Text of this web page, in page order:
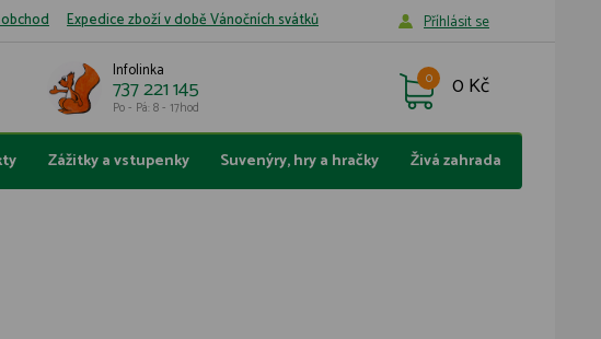
Expedice zboží v době Vánočních svátků Příhlásit se
Infolinka
737 221 145
Po - Pá: 8 - 17hod
0 Kč
0
Zážitky a vstupenky Suvenýry, hry a hračky Živá zahrada